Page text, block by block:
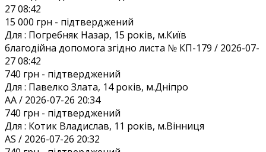
27 08:42
15 000 грн - підтверджений
Для : Погребняк Назар, 15 років, м.Київ
благодійна допомога згідно листа № КП-179 / 2026-07-
27 08:42
740 грн - підтверджений
Для : Павелко Злата, 14 років, м.Дніпро
AA / 2026-07-26 20:34
740 грн - підтверджений
Для : Котик Владислав, 11 років, м.Вінниця
AS / 2026-07-26 20:32